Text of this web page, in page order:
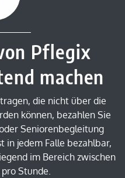
Pflegix
machen
die nicht über die
können, bezahlen Sie
Seniorenbegleitung
in jedem Falle bezahlbar,
im Bereich zwischen
pro Stunde.